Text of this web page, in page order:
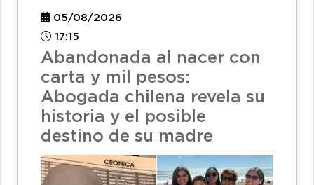
05/08/2026
17:15
Abandonada al nacer con
carta y mil pesos:
Abogada chilena revela su
historia y el posible
destino de su madre